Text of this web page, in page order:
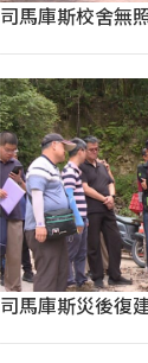
司馬庫斯校舍無
司馬庫斯災後復